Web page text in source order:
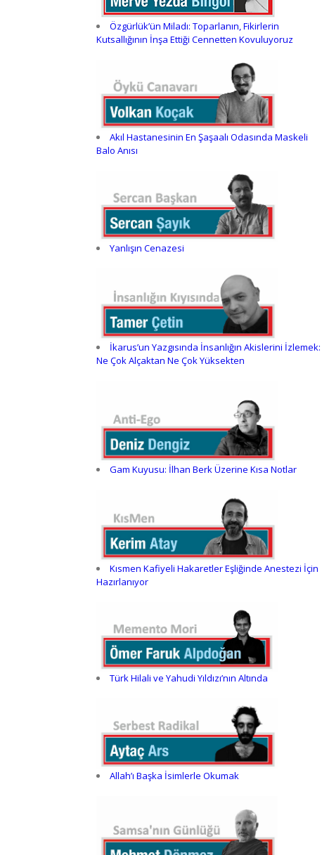
Özgürlük’ün Miladı: Toparlanın, Fikirlerin
Kutsallığının İnşa Ettiği Cennetten Kovuluyoruz
Akıl Hastanesinin En Şaşaalı Odasında Maskeli
Balo Anısı
Yanlışın Cenazesi
İkarus’un Yazgısında İnsanlığın Akislerini İzlemek:
Ne Çok Alçaktan Ne Çok Yüksekten
Gam Kuyusu: İlhan Berk Üzerine Kısa Notlar
Kısmen Kafiyeli Hakaretler Eşliğinde Anestezi İçin
Hazırlanıyor
Türk Hilali ve Yahudi Yıldızı’nın Altında
Allah’ı Başka İsimlerle Okumak